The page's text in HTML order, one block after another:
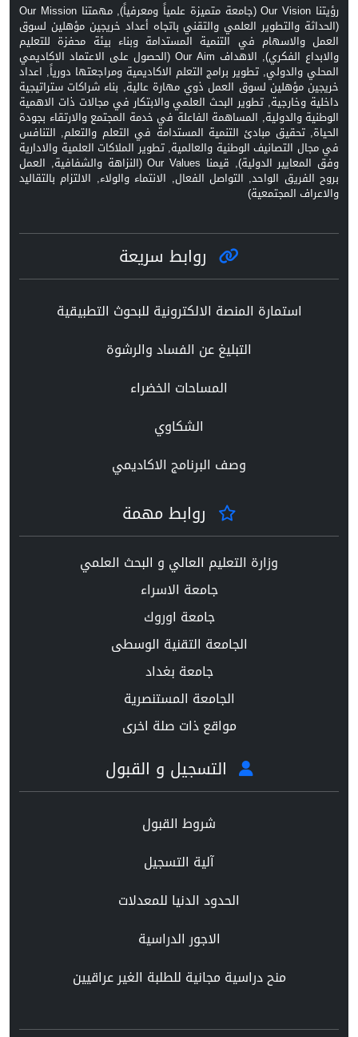
رؤيتنا Our Vision (جامعة متميزة علمياً ومعرفياً), مهمتنا Our Mission
(الحداثة والتطوير العلمي والتقني باتجاه أعداد خريجين مؤهلين لسوق
العمل والاسهام في التنمية المستدامة وبناء بيئة محفزة للتعليم
والابداع الفكري), الاهداف Our Aim (الحصول على الاعتماد الاكاديمي
المحلي والدولي, تطوير برامج التعلم الاكاديمية ومراجعتها دورياً, اعداد
خريجين مؤهلين لسوق العمل ذوي مهارة عالية, بناء شراكات ستراتيجية
داخلية وخارجية, تطوير البحث العلمي والابتكار في مجالات ذات الاهمية
الوطنية والدولية, المساهمة الفاعلة في خدمة المجتمع والارتقاء بجودة
الحياة, تحقيق مبادئ التنمية المستدامة في التعلم والتعلم, التنافس
في مجال التصانيف الوطنية والعالمية, تطوير الملاكات العلمية والادارية
وفق المعايير الدولية), قيمنا Our Values (النزاهة والشفافية, العمل
بروح الفريق الواحد, التواصل الفعال, الانتماء والولاء, الالتزام بالتقاليد
والاعراف المجتمعية)
روابط سريعة
استمارة المنصة الالكترونية للبحوث التطبيقية
التبليغ عن الفساد والرشوة
المساحات الخضراء
الشكاوي
وصف البرنامج الاكاديمي
روابط مهمة
وزارة التعليم العالي و البحث العلمي
جامعة الاسراء
جامعة اوروك
الجامعة التقنية الوسطى
جامعة بغداد
الجامعة المستنصرية
مواقع ذات صلة اخرى
التسجيل و القبول
شروط القبول
آلية التسجيل
الحدود الدنيا للمعدلات
الاجور الدراسية
منح دراسية مجانية للطلبة الغير عراقيين